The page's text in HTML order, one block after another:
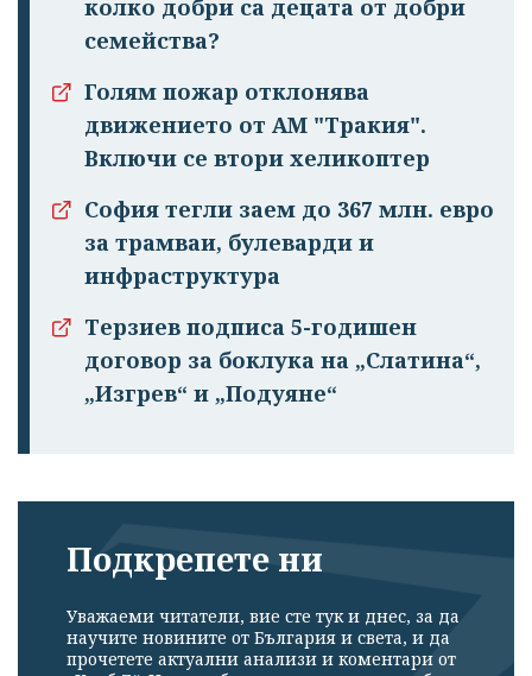
колко добри са децата от добри
семейства?
Голям пожар отклонява
движението от АМ "Тракия".
Включи се втори хеликоптер
София тегли заем до 367 млн. евро
за трамваи, булеварди и
инфраструктура
Терзиев подписа 5-годишен
договор за боклука на „Слатина“,
„Изгрев“ и „Подуяне“
Подкрепете ни
Уважаеми читатели, вие сте тук и днес, за да
научите новините от България и света, и да
прочетете актуални анализи и коментари от